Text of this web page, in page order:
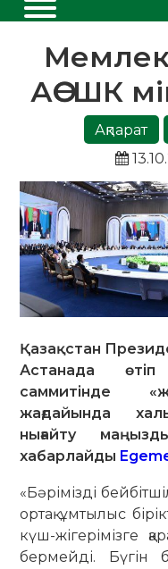
АӨСШК
Ақпарат
Қазақстан
Астанада
саммитінде
жағдайында
нығайту
хабарлайды
«Бәрімізді
ортақ ұмтылыс
күш-жігерімізге
бермейді. Бүгін